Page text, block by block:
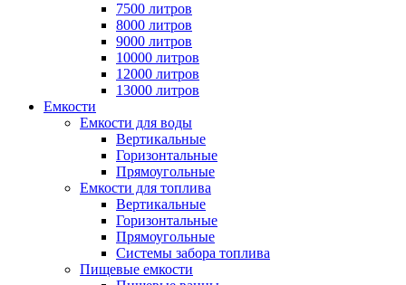
7500 литров
8000 литров
9000 литров
10000 литров
12000 литров
13000 литров
Емкости
Емкости для воды
Вертикальные
Горизонтальные
Прямоугольные
Емкости для топлива
Вертикальные
Горизонтальные
Прямоугольные
Системы забора топлива
Пищевые емкости